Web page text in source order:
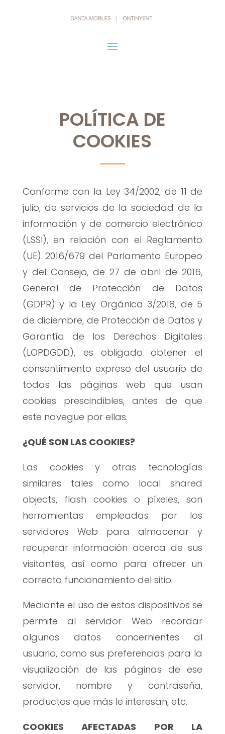
POLÍTICA DE
COOKIES
Conforme con la Ley 34/2002, de 11 de
julio, de servicios de la sociedad de la
información y de comercio electrónico
(LSSI), en relación con el Reglamento
(UE) 2016/679 del Parlamento Europeo
y del Consejo, de 27 de abril de 2016,
General de Protección de Datos
(GDPR) y la Ley Orgánica 3/2018, de 5
de diciembre, de Protección de Datos y
Garantía de los Derechos Digitales
(LOPDGDD), es obligado obtener el
consentimiento expreso del usuario de
todas las páginas web que usan
cookies prescindibles, antes de que
este navegue por ellas.
¿QUÉ SON LAS COOKIES?
Las cookies y otras tecnologías
similares tales como local shared
objects, flash cookies o píxeles, son
herramientas empleadas por los
servidores Web para almacenar y
recuperar información acerca de sus
visitantes, así como para ofrecer un
correcto funcionamiento del sitio.
Mediante el uso de estos dispositivos se
permite al servidor Web recordar
algunos datos concernientes al
usuario, como sus preferencias para la
visualización de las páginas de ese
servidor, nombre y contraseña,
productos que más le interesan, etc.
COOKIES AFECTADAS POR LA